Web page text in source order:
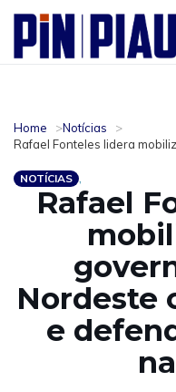
Home
Notícias
Rafael Fonteles lidera
NOTÍCIAS
Rafael
Nordeste
e